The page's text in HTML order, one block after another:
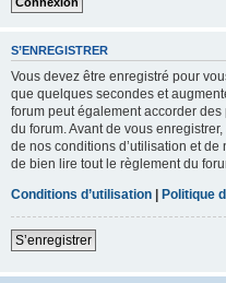
S’ENREGISTRER
Vous devez être enregistré pour
que quelques secondes et
forum peut également accorder
du forum. Avant de vous
de nos conditions d’utilisation et
de bien lire tout le règlement du
Conditions d’utilisation | Politique
S’enregistrer